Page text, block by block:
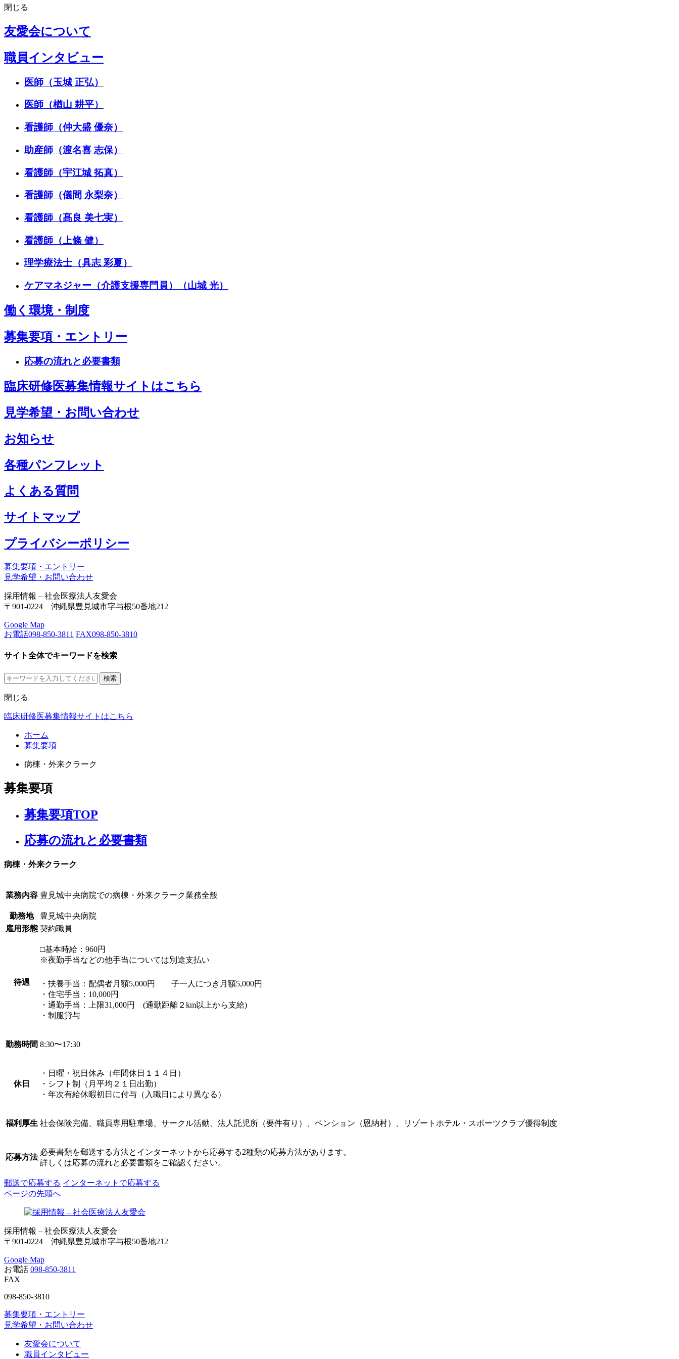
閉じる
友愛会について
職員インタビュー
医師（玉城 正弘）
医師（楢山 耕平）
看護師（仲大盛 優奈）
助産師（渡名喜 志保）
看護師（宇江城 拓真）
看護師（儀間 永梨奈）
看護師（髙良 美七実）
看護師（上條 健）
理学療法士（具志 彩夏）
ケアマネジャー（介護支援専門員）（山城 光）
働く環境・制度
募集要項・エントリー
応募の流れと必要書類
臨床研修医募集情報サイトはこちら
見学希望・お問い合わせ
お知らせ
各種パンフレット
よくある質問
サイトマップ
プライバシーポリシー
募集要項・エントリー
見学希望・お問い合わせ
採用情報 – 社会医療法人友愛会
〒901-0224 沖縄県豊見城市字与根50番地212
Google Map
お電話098-850-3811 FAX098-850-3810
サイト全体でキーワードを検索
検索
閉じる
臨床研修医募集情報サイトはこちら
ホーム
募集要項
病棟・外来クラーク
募集要項
募集要項TOP
応募の流れと必要書類​
病棟・外来クラーク
業務内容 豊見城中央病院での病棟・外来クラーク業務全般
勤務地
豊見城中央病院​
雇用形態 契約職員
待遇
□基本時給：960円
※夜勤手当などの他手当については別途支払い
・扶養手当：配偶者月額5,000円 子一人につき月額5,000円
・住宅手当：10,000円
・通勤手当：上限31,000円 (通勤距離２km以上から支給)
・制服貸与
勤務時間 8:30〜17:30
休日
・日曜・祝日休み（年間休日１１４日）
・シフト制（月平均２１日出勤）
・年次有給休暇初日に付与（入職日により異なる）
福利厚生 社会保険完備、職員専用駐車場、サークル活動、法人託児所（要件有り）、ペンション（恩納村）、リゾートホテル・スポーツクラブ優得制度
応募方法
必要書類を郵送する方法とインターネットから応募する2種類の応募方法があります。
詳しくは応募の流れと必要書類をご確認ください。
郵送で応募する インターネットで応募する
ページの先頭へ
採用情報 – 社会医療法人友愛会
〒901-0224 沖縄県豊見城市字与根50番地212
Google Map
お電話 098-850-3811
FAX
098-850-3810
募集要項・エントリー
見学希望・お問い合わせ
友愛会について
職員インタビュー